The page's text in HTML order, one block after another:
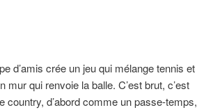
d’amis crée un jeu qui mélange tennis et
qui renvoie la balle. C’est brut, c’est
d’abord comme un passe-temps,